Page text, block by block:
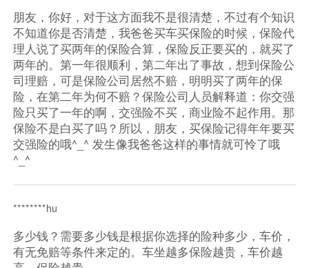
朋友，你好，对于这方面我不是很清楚，不过有个知识
不知道你是否清楚，我爸爸买车买保险的时候，保险代
理人说了买两年的保险合算，保险反正要买的，就买了
两年的。第一年很顺利，第二年出了事故，想到保险公
司理赔，可是保险公司居然不赔，明明买了两年的保
险，在第二年为何不赔？保险公司人员解释道：你交强
险只买了一年的啊，交强险不买，商业险不起作用。那
保险不是白买了吗？所以，朋友，买保险记得年年要买
交强险的哦^_^ 发生像我爸爸这样的事情就可怜了哦
^_^
********hu
多少钱？需要多少钱是根据你选择的险种多少，车价，
有无免赔等条件来定的。车坐越多保险越贵，车价越